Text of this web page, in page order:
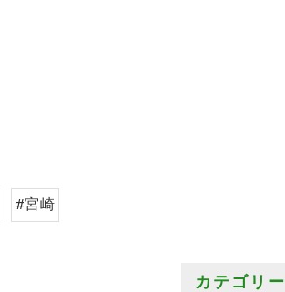
#宮崎
カテゴリー